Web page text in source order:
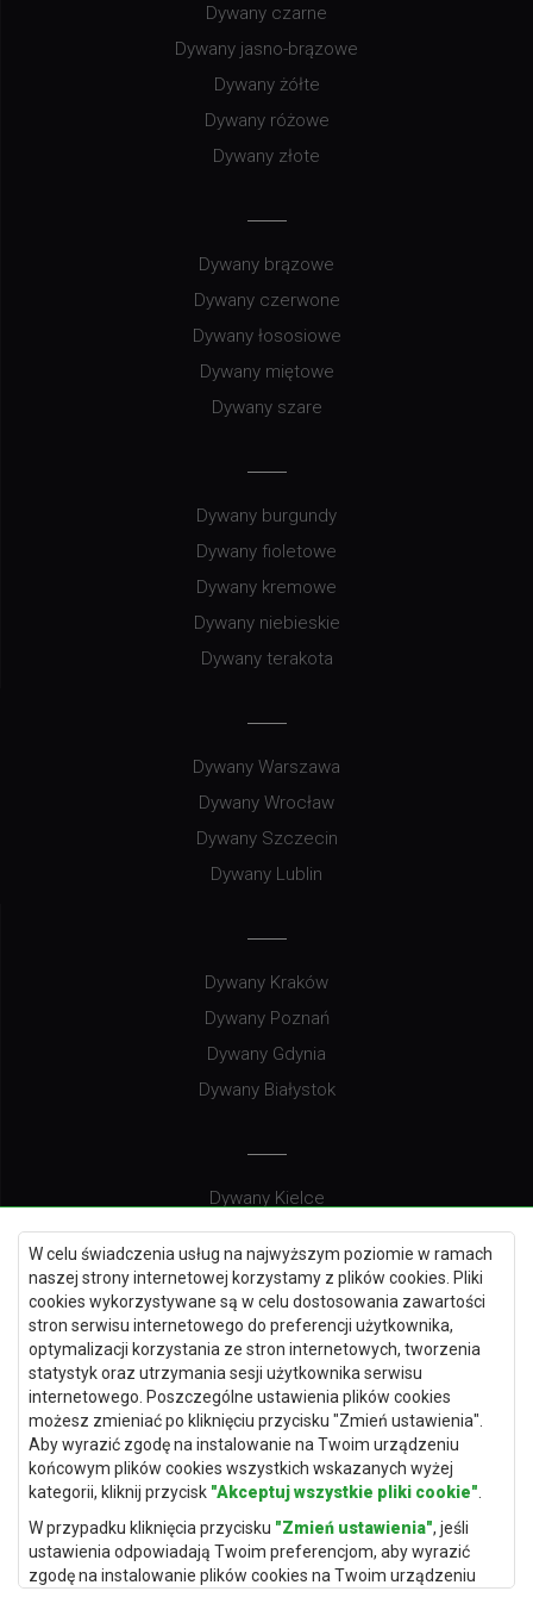
W celu świadczenia usług na najwyższym poziomie w ramach
naszej strony internetowej korzystamy z plików cookies. Pliki
cookies wykorzystywane są w celu dostosowania zawartości
stron serwisu internetowego do preferencji użytkownika,
optymalizacji korzystania ze stron internetowych, tworzenia
statystyk oraz utrzymania sesji użytkownika serwisu
internetowego. Poszczególne ustawienia plików cookies
możesz zmieniać po kliknięciu przycisku "Zmień ustawienia".
Aby wyrazić zgodę na instalowanie na Twoim urządzeniu
końcowym plików cookies wszystkich wskazanych wyżej
kategorii, kliknij przycisk "Akceptuj wszystkie pliki cookie"
W przypadku kliknięcia przycisku "Zmień ustawienia", jeśli
ustawienia odpowiadają Twoim preferencjom, aby wyrazić
zgodę na instalowanie plików cookies na Twoim urządzeniu
Dywany czarne
Dywany jasno-brązowe
Dywany żółte
Dywany różowe
Dywany złote
Dywany brązowe
Dywany czerwone
Dywany łososiowe
Dywany miętowe
Dywany szare
Dywany burgundy
Dywany fioletowe
Dywany kremowe
Dywany niebieskie
Dywany terakota
Dywany Warszawa
Dywany Wrocław
Dywany Szczecin
Dywany Lublin
Dywany Kraków
Dywany Poznań
Dywany Gdynia
Dywany Białystok
Dywany Kielce
Dywany Gdańsk
Dywany Toruń
Dywany Bydgoszcz
Dywany Łódź
Dywany Katowice
Dywany Rzeszów
Dywany Częstochowa